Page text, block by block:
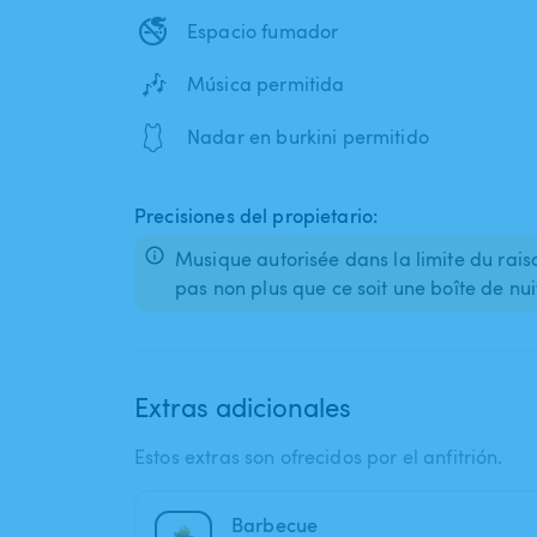
🚭 Espacio fumador
🎶 Música permitida
🩱 Nadar en burkini permitido
Precisiones del propietario:
Musique autorisée dans la limite du
pas non plus que ce soit une boîte de
Extras adicionales
Estos extras son ofrecidos por el anfitrión.
Barbecue